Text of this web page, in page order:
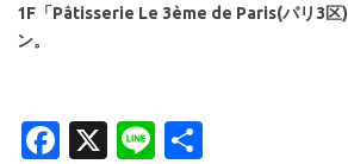
1F「Pâtisserie Le 3ème de Paris(パリ3区
ン。
Fa X
Li